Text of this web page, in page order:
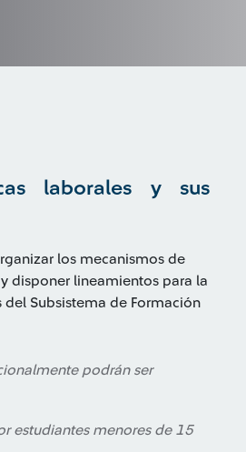
laborales y sus
los mecanismos de
disponer lineamientos para la
Subsistema de Formación
podrán ser
estudiantes menores de 15